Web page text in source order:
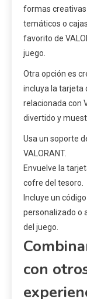
formas creativas
temáticos o
favorito de
juego.
Otra opción es
incluya la tarjeta
relacionada con
divertido y
Usa un soporte
VALORANT.
Envuelve la
cofre del tesoro.
Incluye un
personalizado o
del juego.
con